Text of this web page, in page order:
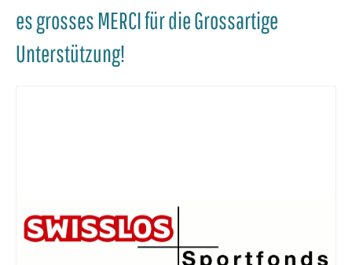
es grosses MERCI für die Grossartige
Unterstützung!